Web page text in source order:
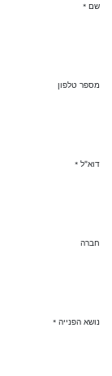
שם *
מספר טלפון
דוא"ל *
חברה
נושא הפנייה *